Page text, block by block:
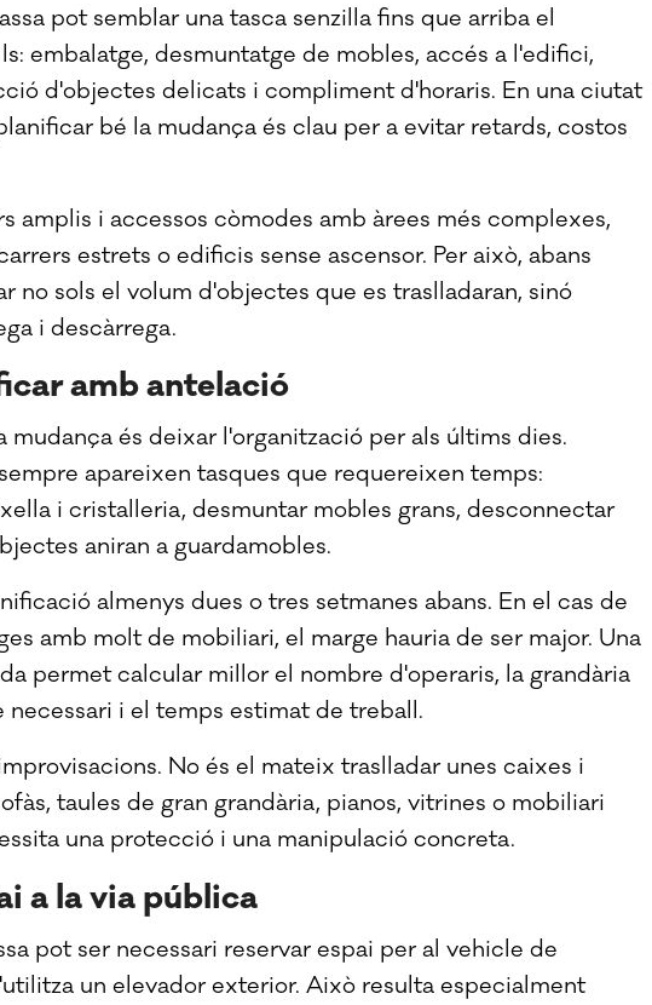
pot semblar una tasca senzilla fins que arriba el
embalatge, desmuntatge de mobles, accés a l'edifici,
d'objectes delicats i compliment d'horaris. En una ciutat
bé la mudança és clau per a evitar retards, costos
amplis i accessos còmodes amb àrees més complexes,
estrets o edificis sense ascensor. Per això, abans
no sols el volum d'objectes que es traslladaran, sinó
i descàrrega.
amb antelació
mudança és deixar l'organització per als últims dies.
apareixen tasques que requereixen temps:
i cristalleria, desmuntar mobles grans, desconnectar
aniran a guardamobles.
almenys dues o tres setmanes abans. En el cas de
amb molt de mobiliari, el marge hauria de ser major. Una
permet calcular millor el nombre d'operaris, la grandària
i el temps estimat de treball.
No és el mateix traslladar unes caixes i
taules de gran grandària, pianos, vitrines o mobiliari
una protecció i una manipulació concreta.
a la via pública
pot ser necessari reservar espai per al vehicle de
un elevador exterior. Això resulta especialment